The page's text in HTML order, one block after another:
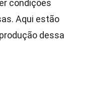
condições
Aqui estão
dessa